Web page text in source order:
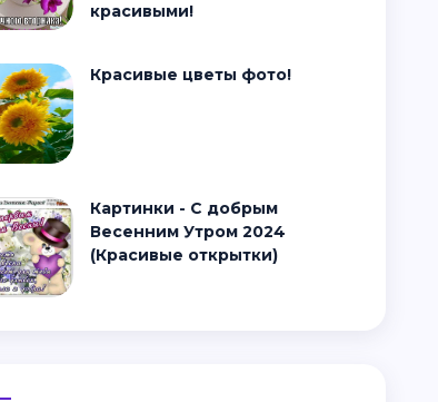
красивыми!
Красивые цветы фото!
Картинки - С добрым
Весенним Утром 2024
(Красивые открытки)